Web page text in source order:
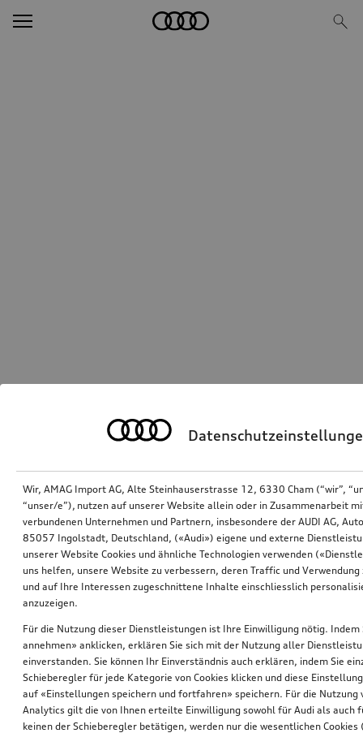
Wir, AMAG Import AG, Alte Steinhauserstrasse 12, 6330 Cham (“wir”,
“unser/e”), nutzen auf unserer Website allein oder in Zusammenarbeit
verbundenen Unternehmen und Partnern, insbesondere der AUDI AG,
85057 Ingolstadt, Deutschland, («Audi») eigene und externe
unserer Website Cookies und ähnliche Technologien verwenden
uns helfen, unsere Website zu verbessern, deren Traffic und Verwendung
und auf Ihre Interessen zugeschnittene Inhalte einschliesslich
anzuzeigen.
Für die Nutzung dieser Dienstleistungen ist Ihre Einwilligung nötig. Indem
annehmen» anklicken, erklären Sie sich mit der Nutzung aller
einverstanden. Sie können Ihr Einverständnis auch erklären, indem Sie
Schieberegler für jede Kategorie von Cookies klicken und diese
auf «Einstellungen speichern und fortfahren» speichern. Für die Nutzung
Analytics gilt die von Ihnen erteilte Einwilligung sowohl für Audi als auch
keinen der Schieberegler betätigen, werden nur die wesentlichen Cookies